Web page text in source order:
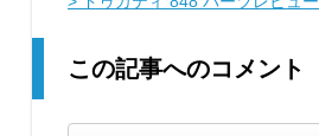
この記事へのコメント